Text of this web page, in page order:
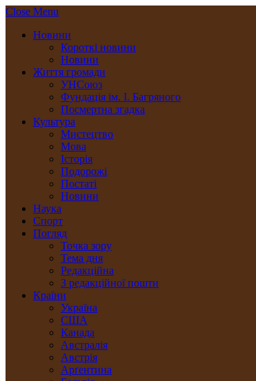
Close Menu
Новини
Короткі новини
Новини
Життя громади
УНСоюз
Фундація ім. І. Багряного
Посмертна згадка
Культура
Мистецтво
Мова
Історія
Подорожі
Постаті
Новини
Наука
Спорт
Погляд
Точка зору
Тема дня
Редакційна
З редакційної пошти
Країни
Україна
США
Канада
Австралія
Австрія
Арґентина